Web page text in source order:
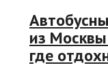
из
где